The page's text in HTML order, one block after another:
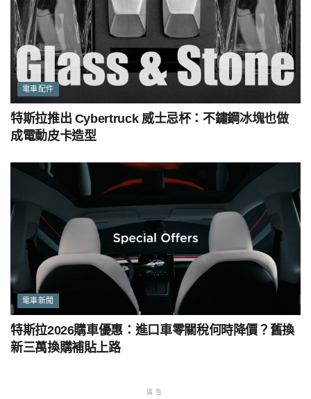
電車配件
特斯拉推出 Cybertruck 威士忌杯：不鏽鋼冰塊也做
成電動皮卡造型
電車新聞
特斯拉2026購車優惠：進口車零關稅何時降價？舊換
新三萬換購補貼上路
廣告